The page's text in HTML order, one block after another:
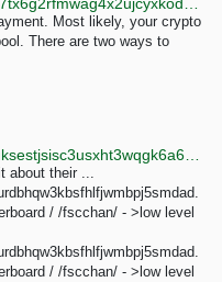
Most likely, your crypto
There are two ways to
about their ...
/ /fscchan/ - >low level
/ /fscchan/ - >low level